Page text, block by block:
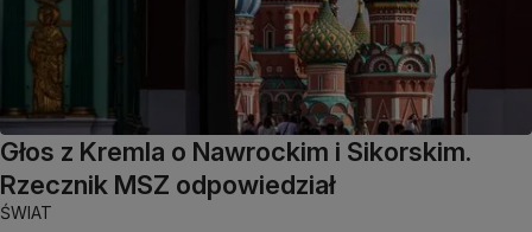
Głos z Kremla o Nawrockim i Sikorskim.
Rzecznik MSZ odpowiedział
ŚWIAT